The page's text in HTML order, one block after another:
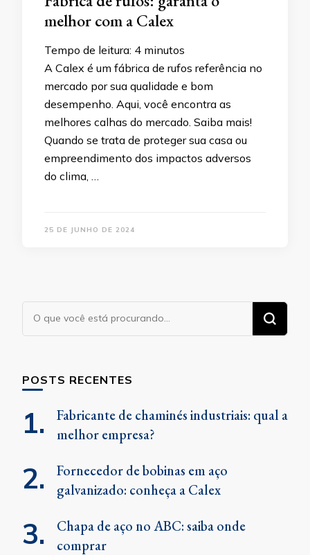
melhor com a Calex
Tempo de leitura: 4 minutos
A Calex é um fábrica de rufos referência no
mercado por sua qualidade e bom
desempenho. Aqui, você encontra as
melhores calhas do mercado. Saiba mais!
Quando se trata de proteger sua casa ou
empreendimento dos impactos adversos
do clima, …
25 DE JUNHO DE 2024
Procurando
algo?
POSTS RECENTES
Fabricante de chaminés industriais: qual a
melhor empresa?
Fornecedor de bobinas em aço
galvanizado: conheça a Calex
Chapa de aço no ABC: saiba onde
comprar